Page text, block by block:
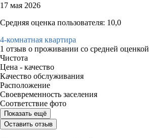
17 мая 2026
Средняя оценка пользователя: 10,0
4-комнатная квартира
1 отзыв о проживании со средней оценкой
Чистота
Цена - качество
Качество обслуживания
Расположение
Своевременность заселения
Соответствие фото
Показать ещё
Оставить отзыв